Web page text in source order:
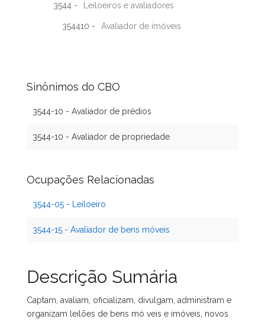
3544 - Leiloeiros e avaliadores
354410 - Avaliador de imóveis
Sinônimos do CBO
3544-10 - Avaliador de prédios
3544-10 - Avaliador de propriedade
Ocupações Relacionadas
3544-05 - Leiloeiro
3544-15 - Avaliador de bens móveis
Descrição Sumária
Captam, avaliam, oficializam, divulgam, administram e
organizam leilões de bens mó veis e imóveis, novos